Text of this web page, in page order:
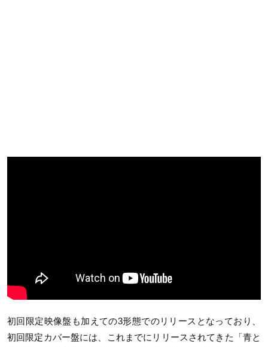
初回限定映像盤も加えての3形態でのリリースとなっており、
初回限定カバー盤には、これまでにリリースされてきた「青と